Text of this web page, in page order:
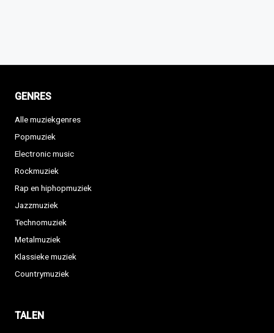
GENRES
Alle muziekgenres
Popmuziek
Electronic music
Rockmuziek
Rap en hiphopmuziek
Jazzmuziek
Technomuziek
Metalmuziek
Klassieke muziek
Countrymuziek
TALEN